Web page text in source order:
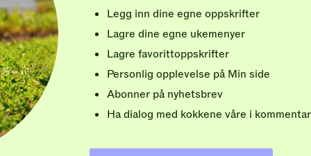
Legg inn dine egne oppskrifter
Lagre dine egne ukemenyer
Lagre favorittoppskrifter
Personlig opplevelse på Min side
Abonner på nyhetsbrev
Ha dialog med kokkene våre i